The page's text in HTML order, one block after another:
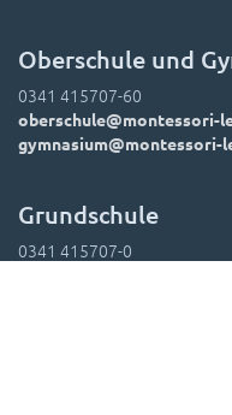
Oberschule und
0341 415707-60
oberschule@montessori-
gymnasium@montessori-
Grundschule
0341 415707-0